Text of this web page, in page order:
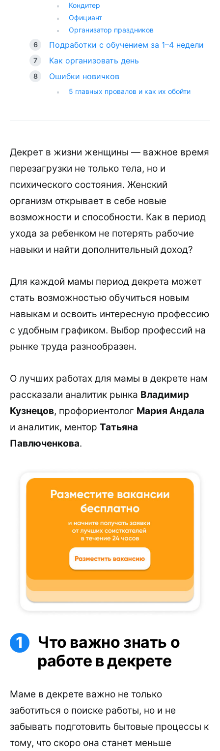
Кондитер
Официант
Организатор праздников
Подработки с обучением за 1–4 недели
Как организовать день
Ошибки новичков
5 главных провалов и как их обойти
Декрет в жизни женщины — важное время
перезагрузки не только тела, но и
психического состояния. Женский
организм открывает в себе новые
возможности и способности. Как в период
ухода за ребенком не потерять рабочие
навыки и найти дополнительный доход?
Для каждой мамы период декрета может
стать возможностью обучиться новым
навыкам и освоить интересную профессию
с удобным графиком. Выбор профессий на
рынке труда разнообразен.
О лучших работах для мамы в декрете нам
рассказали аналитик рынка Владимир
Кузнецов, профориентолог Мария Андала
и аналитик, ментор Татьяна
Павлюченкова.
Что важно знать о
работе в декрете
Маме в декрете важно не только
заботиться о поиске работы, но и не
забывать подготовить бытовые процессы к
тому, что скоро она станет меньше